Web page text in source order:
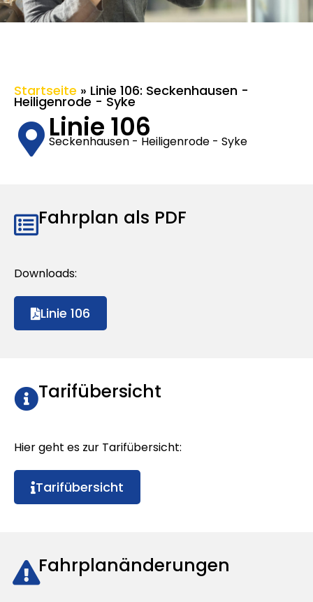
Startseite » Linie 106: Seckenhausen -
Heiligenrode - Syke
Linie 106
Seckenhausen - Heiligenrode - Syke
Fahrplan als PDF
Downloads:
Linie 106
Tarifübersicht
Hier geht es zur Tarifübersicht:
Tarifübersicht
Fahrplanänderungen